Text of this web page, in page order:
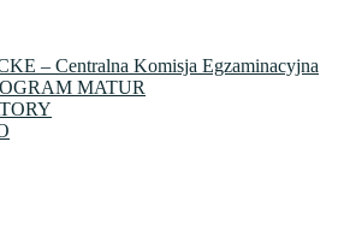
– Centralna Komisja Egzaminacyjna
MATUR